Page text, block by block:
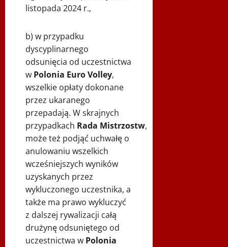
listopada 2024 r.,
b) w przypadku
dyscyplinarnego
odsunięcia od uczestnictwa
w Polonia Euro Volley,
wszelkie opłaty dokonane
przez ukaranego
przepadają. W skrajnych
przypadkach Rada Mistrzostw,
może też podjąć uchwałę o
anulowaniu wszelkich
wcześniejszych wyników
uzyskanych przez
wykluczonego uczestnika, a
także ma prawo wykluczyć
z dalszej rywalizacji całą
drużynę odsuniętego od
uczestnictwa w Polonia